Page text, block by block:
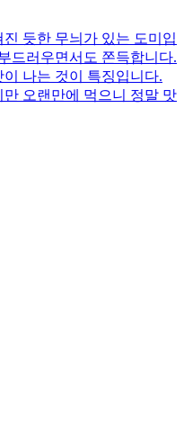
듯한 무늬가 있는 도미입
드러우면서도 쫀득합니다.
나는 것이 특징입니다.
오랜만에 먹으니 정말 맛